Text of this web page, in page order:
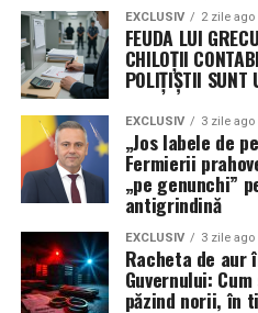
EXCLUSIV 2 zile ago
FEUDA LUI
CHILOȚII
POLIȚIȘTII
EXCLUSIV 3 zile ago
„Jos labele de
Fermierii
„pe genunchi”
antigrindină
EXCLUSIV 3 zile ago
Racheta de aur
Guvernului:
păzind norii, în